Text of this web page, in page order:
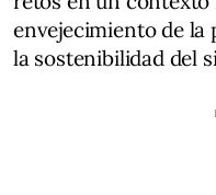
envejecimiento de la
la sostenibilidad del